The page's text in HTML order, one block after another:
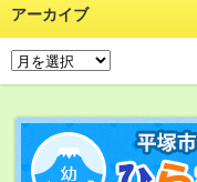
アーカイブ